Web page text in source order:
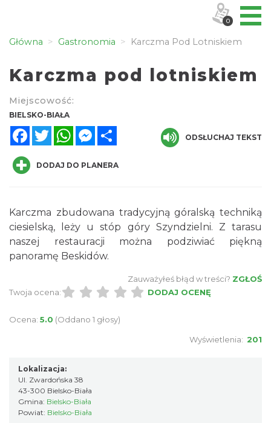
Główna Gastronomia Karczma Pod Lotniskiem
Karczma pod lotniskiem
Miejscowość:
BIELSKO-BIAŁA
FacebookTwitterWhatsAppMessenger
ODSŁUCHAJ TEKST
DODAJ DO PLANERA
Karczma zbudowana tradycyjną góralską techniką
ciesielską, leży u stóp góry Szyndzielni. Z tarasu
naszej restauracji można podziwiać piękną
panoramę Beskidów.
Zauważyłeś błąd w treści? ZGŁOŚ
Twoja ocena:
DODAJ OCENĘ
Ocena: 5.0 (Oddano 1 głosy)
Wyświetlenia: 201
Lokalizacja:
Ul. Zwardońska 38
43-300 Bielsko-Biała
Gmina: Bielsko-Biała
Powiat: Bielsko-Biała
0